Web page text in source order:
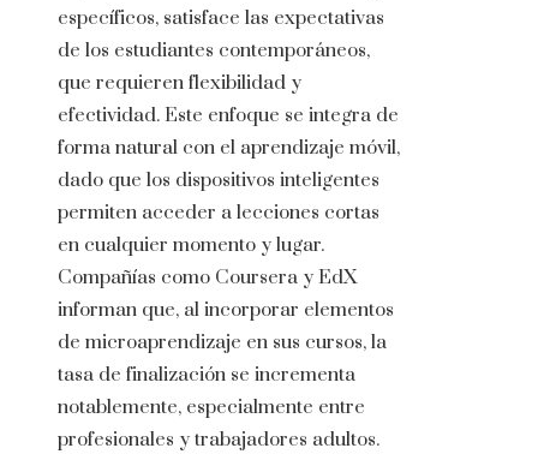
específicos, satisface las expectativas
de los estudiantes contemporáneos,
que requieren flexibilidad y
efectividad. Este enfoque se integra de
forma natural con el aprendizaje móvil,
dado que los dispositivos inteligentes
permiten acceder a lecciones cortas
en cualquier momento y lugar.
Compañías como Coursera y EdX
informan que, al incorporar elementos
de microaprendizaje en sus cursos, la
tasa de finalización se incrementa
notablemente, especialmente entre
profesionales y trabajadores adultos.